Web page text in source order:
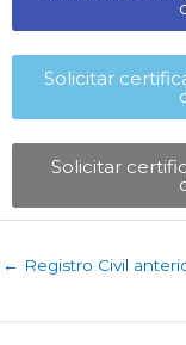
Solicitar
Solicitar
← Registro Civil